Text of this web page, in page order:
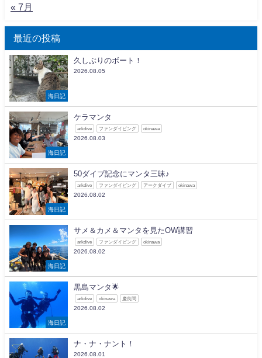
« 7月
最近の投稿
海日記
久しぶりのボート！
2026.08.05
海日記
ケラマンタ
arkdive ファンダイビング okinawa
2026.08.03
海日記
50ダイブ記念にマンタ三昧♪
arkdive ファンダイビング アークダイブ okinawa
2026.08.02
海日記
サメ＆カメ＆マンタを見たOW講習
arkdive ファンダイビング okinawa
2026.08.02
海日記
黒島マンタ🌟
arkdive okinawa 慶良間
2026.08.02
ナ・ナ・ナント！
2026.08.01